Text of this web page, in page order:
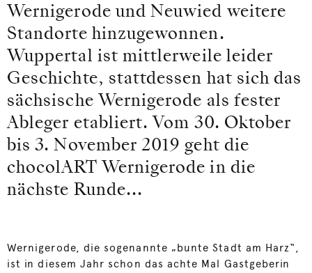
Wernigerode und Neuwied weitere
Standorte hinzugewonnen.
Wuppertal ist mittlerweile leider
Geschichte, stattdessen hat sich das
sächsische Wernigerode als fester
Ableger etabliert. Vom 30. Oktober
bis 3. November 2019 geht die
chocolART Wernigerode in die
nächste Runde...
Wernigerode, die sogenannte „bunte Stadt am Harz“,
ist in diesem Jahr schon das achte Mal Gastgeberin